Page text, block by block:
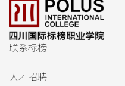
联系标榜
人才招聘